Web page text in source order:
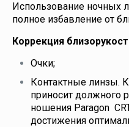
Использование ночных
полное избавление от
Коррекция
Очки;
Контактные линзы.
приносит должного
ношения Paragon
достижения